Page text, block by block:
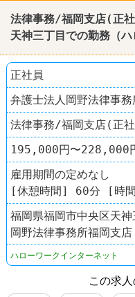
法律事務/福岡支店(正
天神三丁目での勤務（ハ
正社員
弁護士法人岡野法律事務
法律事務/福岡支店(正
195,000円〜228,000
雇用期間の定めなし
[休憩時間] 60分 [時
福岡県福岡市中央区天
岡野法律事務所福岡支店
ハローワークインターネット
この求